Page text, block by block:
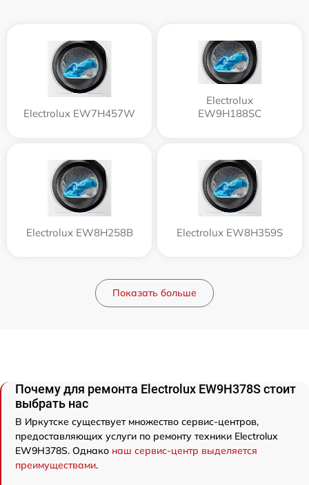
Electrolux EW7H457W
Electrolux
EW9H188SC
Electrolux EW8H258B Electrolux EW8H359S
Показать больше
Почему для ремонта Electrolux EW9H378S стоит
выбрать нас
В Иркутске существует множество сервис-центров,
предоставляющих услуги по ремонту техники Electrolux
EW9H378S. Однако наш сервис-центр выделяется
преимуществами.